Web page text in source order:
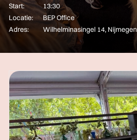
Start:
13:30
Locatie:
BEP Office
Adres:
Wilhelminasingel 14, Nijmegen